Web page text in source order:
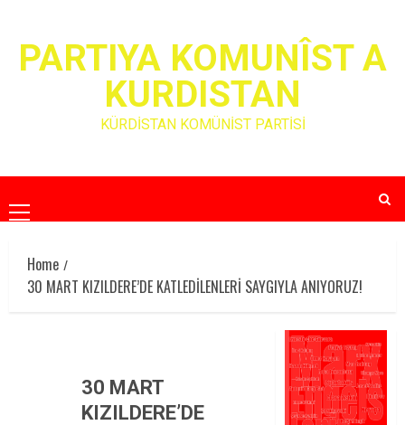
contentPARTIYA KOMUNÎST A
KURDISTAN
KÜRDİSTAN KOMÜNİST PARTİSİ
Primary
Menu
Home
30 MART KIZILDERE’DE KATLEDİLENLERİ SAYGIYLA ANIYORUZ!
30 MART
KIZILDERE’DE